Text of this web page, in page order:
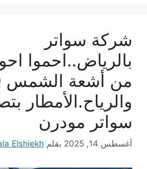
شركة سواتر
بالرياض..احموا
والرياح.الأمطار
سواتر مودرن
أغسطس 14, 2025 بقلم Elshiekh